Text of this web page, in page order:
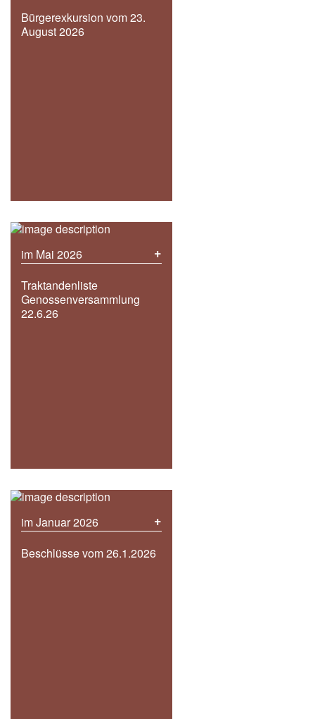
Bürgerexkursion vom 23.
August 2026
im Mai 2026 +
Traktandenliste
Genossenversammlung
22.6.26
im Januar 2026 +
Beschlüsse vom 26.1.2026